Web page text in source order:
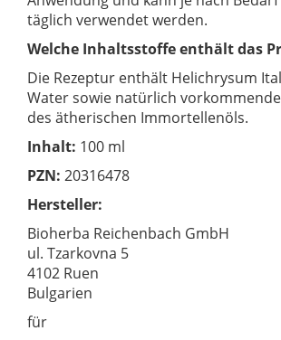
täglich verwendet werden.
Welche Inhaltsstoffe enthält das
Die Rezeptur enthält Helichrysum
Water sowie natürlich
des ätherischen Immortellenöls.
Inhalt: 100 ml
PZN: 20316478
Hersteller:
Bioherba Reichenbach GmbH
ul. Tzarkovna 5
4102 Ruen
Bulgarien
für